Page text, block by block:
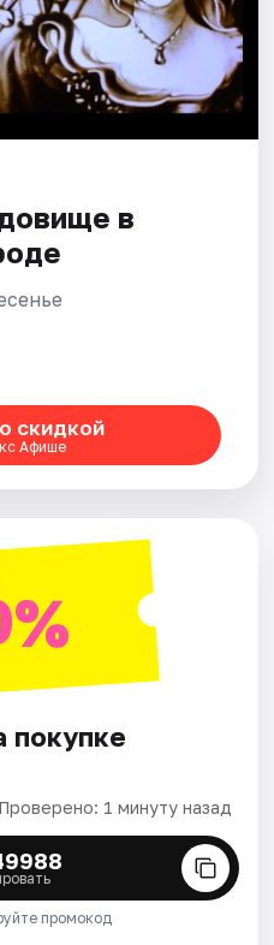
в
скидкой
Афише
покупке
Проверено: 1 минуту назад
промокод